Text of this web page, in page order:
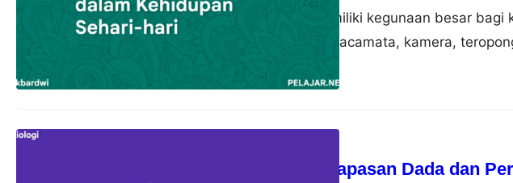
Lensa cembung memiliki kegunaan besar bagi
pemanfaatannya di kacamata, kamera,
Pengertian Pernapasan Dada dan